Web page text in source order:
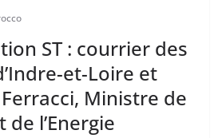
ST : courrier des
et-Loire et
Ferracci, Ministre de
de l’Energie